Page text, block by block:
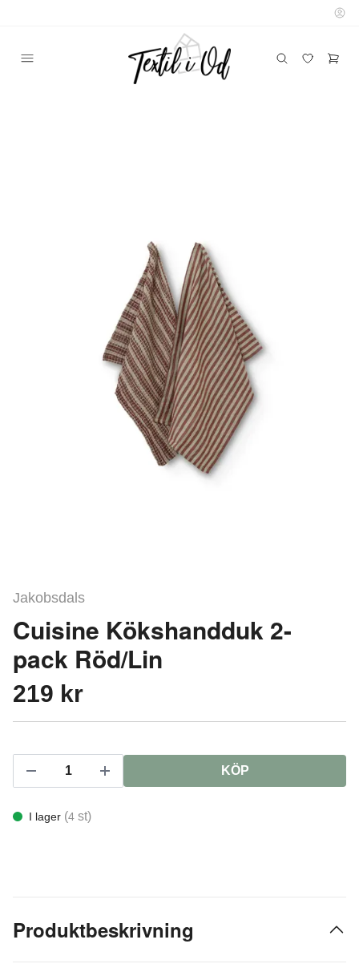
Jakobsdals
Cuisine Kökshandduk 2-
pack Röd/Lin
219 kr
KÖP
I lager (4 st)
Produktbeskrivning